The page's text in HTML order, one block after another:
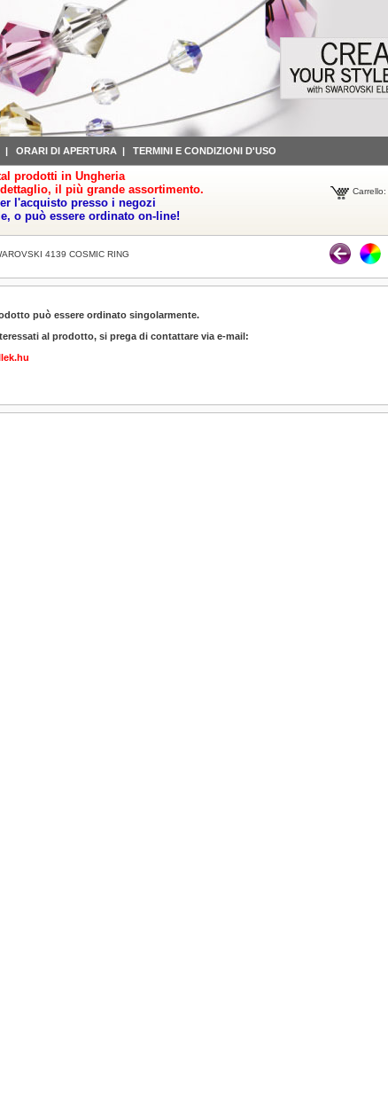
| ORARI DI APERTURA | TERMINI E CONDIZIONI D'USO
prodotti in Ungheria
il più grande assortimento.
l'acquisto presso i negozi
o può essere ordinato on-line!
Carrello:
4139 COSMIC RING
può essere ordinato singolarmente.
al prodotto, si prega di contattare via e-mail: